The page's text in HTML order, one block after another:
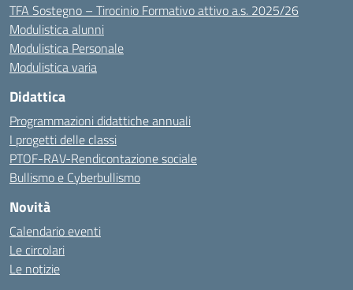
TFA Sostegno – Tirocinio Formativo attivo a.s. 2025/26
Modulistica alunni
Modulistica Personale
Modulistica varia
Didattica
Programmazioni didattiche annuali
I progetti delle classi
PTOF-RAV-Rendicontazione sociale
Bullismo e Cyberbullismo
Novità
Calendario eventi
Le circolari
Le notizie